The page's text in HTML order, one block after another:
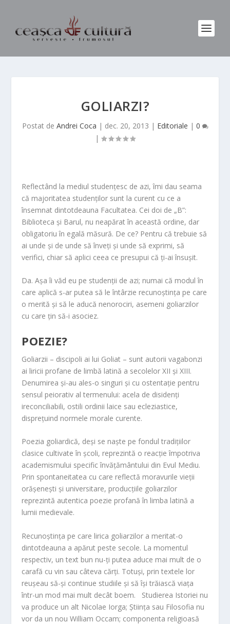
GOLIARZI?
Postat de Andrei Coca | dec. 20, 2013 | Editoriale | 0
|
Reflectând la mediul studențesc de azi, îmi dau seama
că majoritatea studenților sunt la curent cu ce a
însemnat dintotdeauna Facultatea. Cei doi de „B”:
Biblioteca și Barul, nu neapărat în această ordine, dar
obligatoriu în egală măsură. De ce? Pentru că trebuie să
ai unde și de unde să înveți și unde să exprimi, să
verifici, chiar să aplici ceea ce presupui că ți-ai însușit.
Da. Așa îi văd eu pe studenții de azi; numai că modul în
care aplică s-ar putea să le întârzie recunoștința pe care
o merită și să le aducă nenorociri, asemeni goliarzilor
cu care țin să-i asociez.
POEZIE?
Goliarzii – discipoli ai lui Goliat – sunt autorii vagabonzi
ai liricii profane de limbă latină a secolelor XII și XIII.
Denumirea și-au ales-o singuri și cu ostentație pentru
sensul peiorativ al termenului: acela de disidenți
ireconciliabili, ostili ordinii laice sau ecleziastice,
disprețuind normele morale curente.
Poezia goliardică, deși se naște pe fondul tradițiilor
clasice cultivate în școli, reprezintă o reacție împotriva
academismului specific învățământului din Evul Mediu.
Prin spontaneitatea cu care reflectă moravurile vieții
orășenești și universitare, producțiile goliarzilor
reprezintă autentica poezie profană în limba latină a
lumii medievale.
Recunoștința pe care lirica goliarzilor a meritat-o
dintotdeauna a apărut peste secole. La momentul
respectiv, un text bun nu-ți putea aduce mai mult de o
carafă cu vin sau câteva cărți. Totuși, prin textele lor
reușeau să-și continue studiile și să își trăiască viața
într-un mod mai mult decât boem. Studierea Istoriei nu
va produce un alt Nicolae Iorga; Știința sau Filosofia nu
vor da un nou William Occam; componenta religioasă